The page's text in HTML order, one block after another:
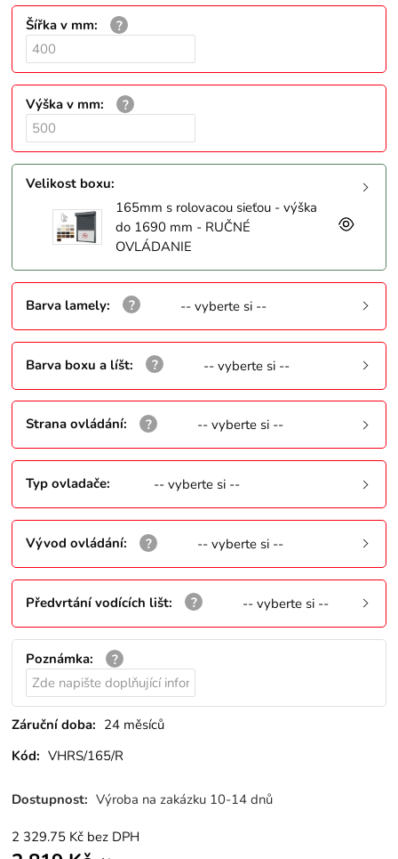
Šířka v mm:
Výška v mm:
Velikost boxu:
165mm s rolovacou sieťou - výška
do 1690 mm - RUČNÉ
OVLÁDANIE
Barva lamely: -- vyberte si --
Barva boxu a líšt: -- vyberte si --
Strana ovládání: -- vyberte si --
Typ ovladače: -- vyberte si --
Vývod ovládání: -- vyberte si --
Předvrtání vodících lišt: -- vyberte si --
Poznámka:
Záruční doba: 24 měsíců
Kód: VHRS/165/R
Dostupnost: Výroba na zakázku 10-14 dnů
2 329.75 Kč bez DPH